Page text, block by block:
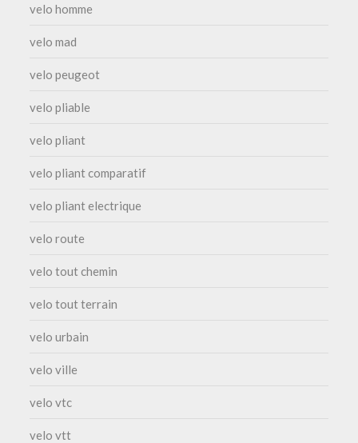
velo homme
velo mad
velo peugeot
velo pliable
velo pliant
velo pliant comparatif
velo pliant electrique
velo route
velo tout chemin
velo tout terrain
velo urbain
velo ville
velo vtc
velo vtt